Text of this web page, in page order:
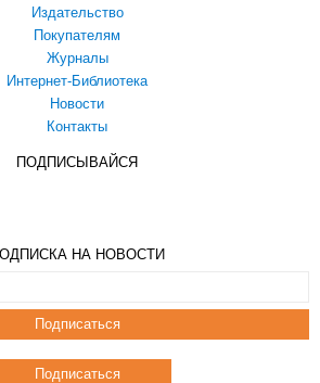
Издательство
Покупателям
Журналы
Интернет-Библиотека
Новости
Контакты
ПОДПИСЫВАЙСЯ
НА НОВОСТИ
Подписаться
Подписаться